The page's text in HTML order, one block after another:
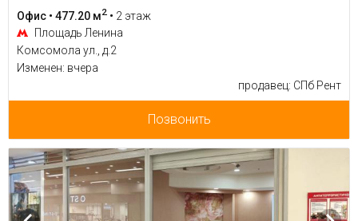
Офис • 477.20 м2 • 2 этаж
Площадь Ленина
Комсомола ул., д.2
Изменен: вчера
продавец: СПб Рент
Позвонить